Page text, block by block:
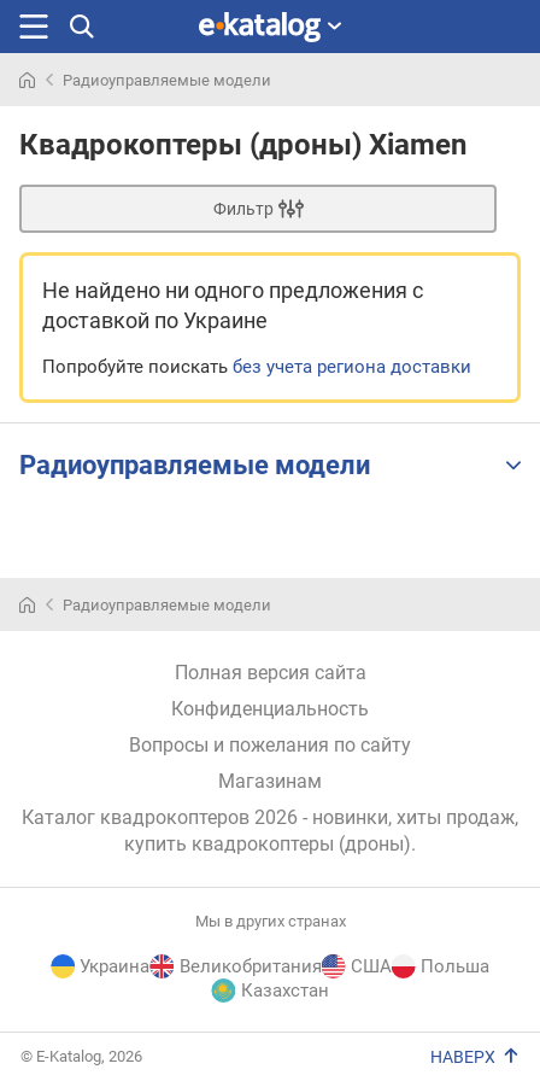
раньше
Радиоуправляемые модели
Квадрокоптеры (дроны) Xiamen
Фильтр
Не найдено ни одного предложения с
доставкой по Украине
Попробуйте поискать без учета региона доставки
Радиоуправляемые модели
Радиоуправляемые модели
Полная версия сайта
Конфиденциальность
Вопросы и пожелания по сайту
Магазинам
Каталог квадрокоптеров 2026 - новинки, хиты продаж,
купить квадрокоптеры (дроны).
Мы в других странах
Украина Великобритания США
Польша
Казахстан
© E-Katalog, 2026 НАВЕРХ